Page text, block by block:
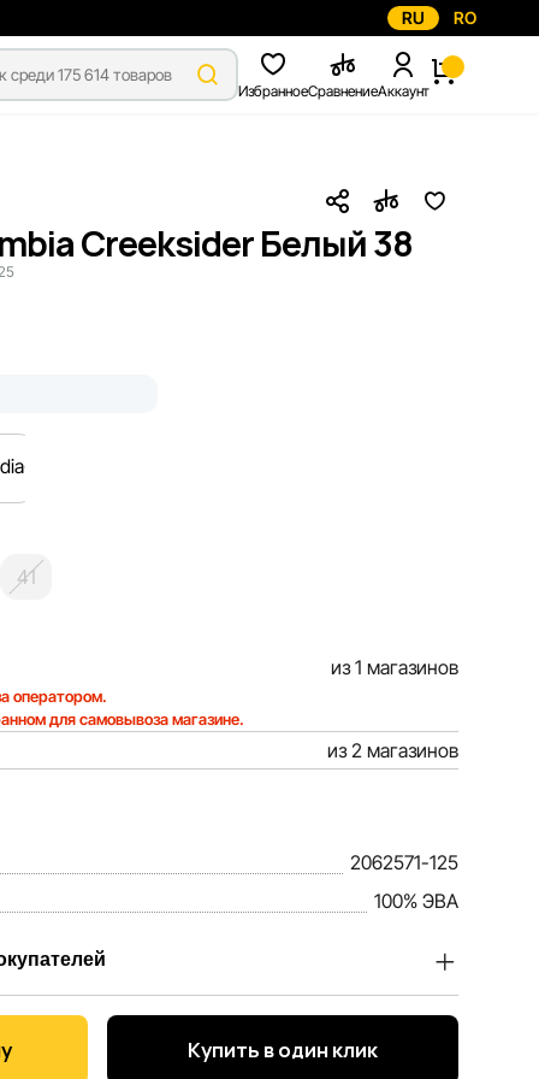
RU RO
ИзбранноеСравнениеАккаунт
Creeksider Белый 38
41
из 1 магазинов
оператором.
для самовывоза магазине.
из 2 магазинов
2062571-125
100% ЭВА
ценим доверие наших покупателей.
чтобы информация о товарах и услугах,
максимально полной, объективной и актуальной.
Купить в один клик